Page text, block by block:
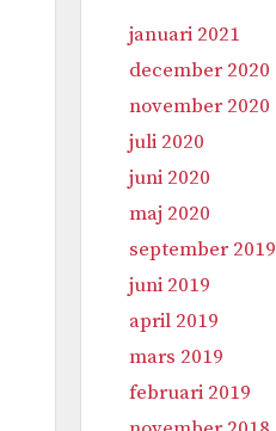
januari 2021
december 2020
november 2020
juli 2020
juni 2020
maj 2020
september 2019
juni 2019
april 2019
mars 2019
februari 2019